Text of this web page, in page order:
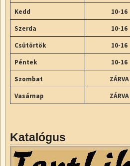
Kedd
10-16
Szerda 10-16
Csütörtök
10-16
Péntek
10-16
Szombat
ZÁRVA
Vasárnap
ZÁRVA
Katalógus